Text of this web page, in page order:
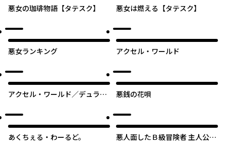
悪女の珈琲物語【タテスク】 悪女は燃える【タテスク】
悪女ランキング アクセル・ワールド
アクセル・ワールド／デュラ
悪銭の花唄
あくちぇる・わーるど。
悪人面したＢ級冒険者 主人公と